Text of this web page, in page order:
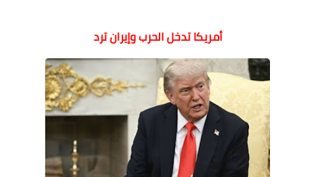
أمريكا تدخل الحرب وإيران ترد